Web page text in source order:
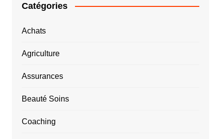
Catégories
Achats
Agriculture
Assurances
Beauté Soins
Coaching